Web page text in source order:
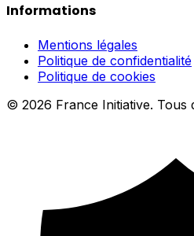
Informations
Mentions légales
Politique de confidentialité
Politique de cookies
© 2026 France Initiative. Tous